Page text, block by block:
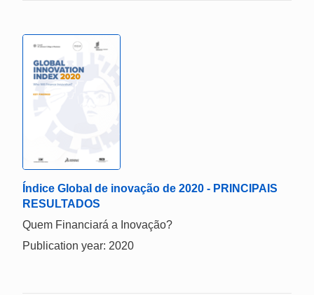
Índice Global de inovação de 2020 - PRINCIPAIS
RESULTADOS
Quem Financiará a Inovação?
Publication year: 2020